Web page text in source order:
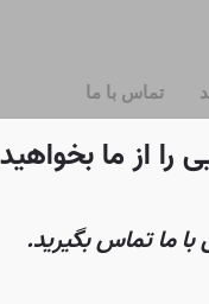
تماس با ما
را از ما بخواهید
با ما تماس بگیرید.